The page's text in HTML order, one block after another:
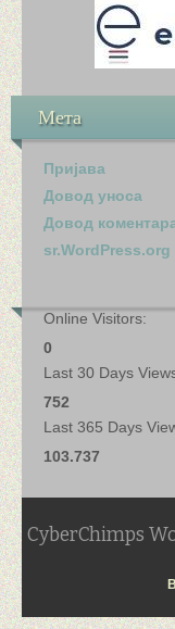
Мета
Пријава
Довод уноса
Довод
sr.WordPress.org
Online Visitors:
0
Last 30 Days
752
Last 365 Days
103.737
CyberChimps